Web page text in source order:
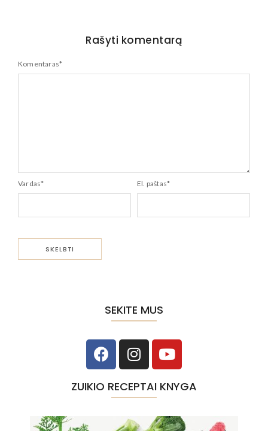
Rašyti komentarą
Komentaras*
Vardas* El. paštas*
SEKITE MUS
ZUIKIO RECEPTAI KNYGA